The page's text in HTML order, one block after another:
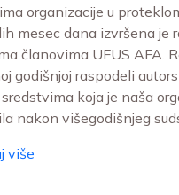
organizacije u
mesec dana izvršena je
članovima UFUS AFA.
godišnjoj raspodeli
koja je naša
nakon višegodišnjeg
više